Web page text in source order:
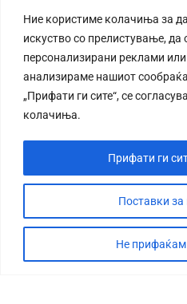
Ние користиме колачиња за
искуство со прелистување,
персонализирани реклами
анализираме нашиот
„Прифати ги сите“, се
колачиња.
Поставки
Не
Прифати ги